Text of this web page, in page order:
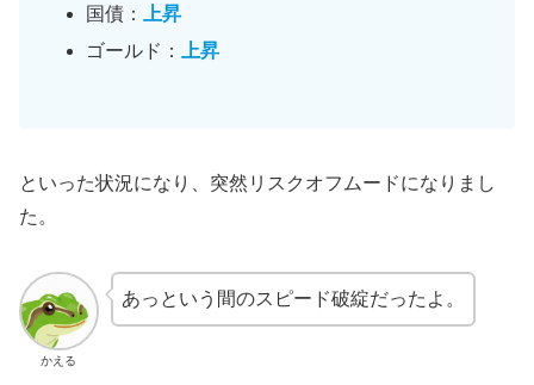
国債：
上昇
ゴールド：
上昇
といった状況になり、突然リスクオフムードになりまし
た。
かえる
あっという間のスピード破綻だったよ。